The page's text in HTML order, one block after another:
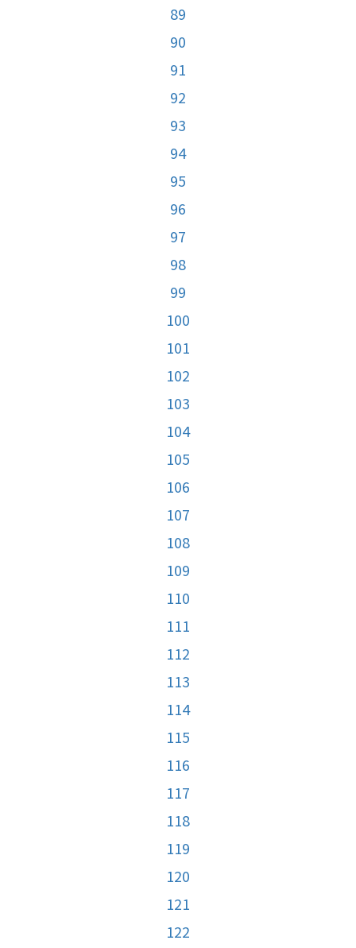
89
90
91
92
93
94
95
96
97
98
99
100
101
102
103
104
105
106
107
108
109
110
111
112
113
114
115
116
117
118
119
120
121
122